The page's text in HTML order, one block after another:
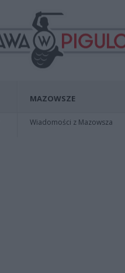
MAZOWSZE
Wiadomości z Mazowsza